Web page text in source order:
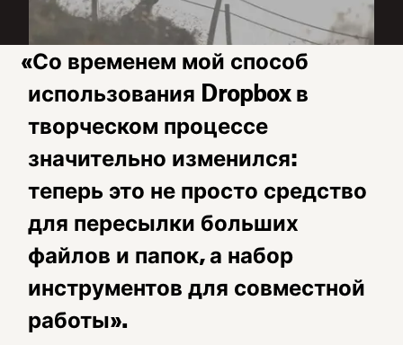
«Со временем мой способ
использования Dropbox в
творческом процессе
значительно изменился:
теперь это не просто средство
для пересылки больших
файлов и папок, а набор
инструментов для совместной
работы».